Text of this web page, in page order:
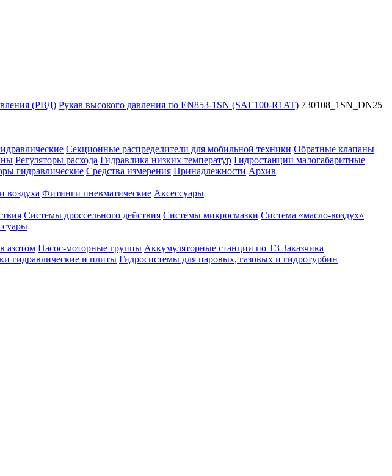
(РВД) Рукав высокого давления по EN853-1SN (SAE100-R1AT) 730108_1SN_DN25
Секционные распределители для мобильной техники Обратные клапаны
Регуляторы расхода Гидравлика низких температур Гидростанции малогабаритные
гидравлические Средства измерения Принадлежности Архив
воздуха Фитинги пневматические Аксессуары
Системы дроссельного действия Системы микросмазки Система «масло-воздух»
азотом Насос-моторные группы Аккумуляторные станции по ТЗ Заказчика
гидравлические и плиты Гидросистемы для паровых, газовых и гидротурбин